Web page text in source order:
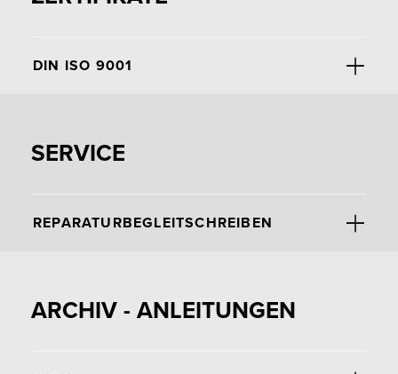
DIN ISO 9001
SERVICE
REPARATURBEGLEITSCHREIBEN
ARCHIV - ANLEITUNGEN